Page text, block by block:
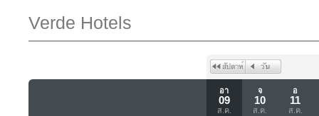
Verde Hotels
อา
09
ส.ค.
จ
10
ส.ค.
อ
11
ส.ค.